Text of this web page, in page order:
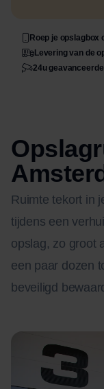
Roep je opslagbox
Levering van de
24u
Ruimte tekort in
tijdens een
opslag, zo groot
een paar dozen
beveiligd